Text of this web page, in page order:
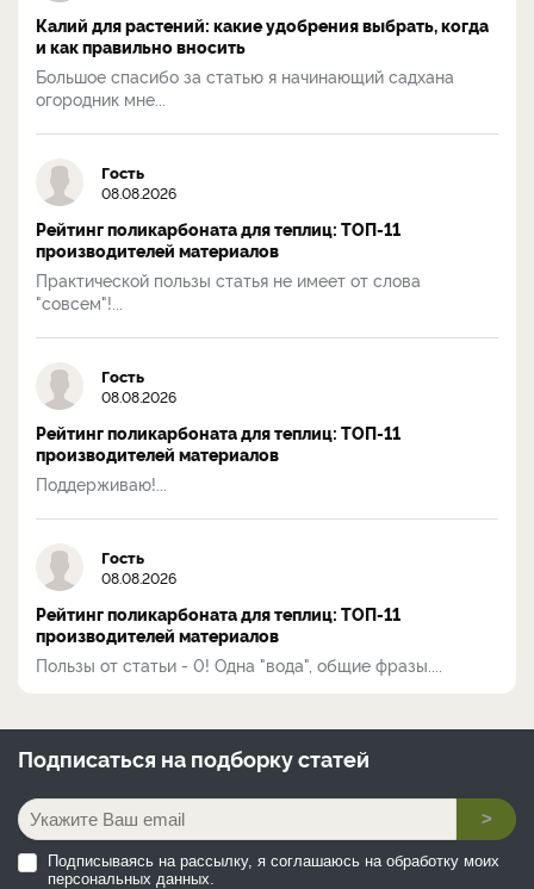
Калий для растений: какие удобрения выбрать, когда
и как правильно вносить
Большое спасибо за статью я начинающий садхана
огородник мне...
Гость
08.08.2026
Рейтинг поликарбоната для теплиц: ТОП-11
производителей материалов
Практической пользы статья не имеет от слова
"совсем"!...
Гость
08.08.2026
Рейтинг поликарбоната для теплиц: ТОП-11
производителей материалов
Поддерживаю!...
Гость
08.08.2026
Рейтинг поликарбоната для теплиц: ТОП-11
производителей материалов
Пользы от статьи - 0! Одна "вода", общие фразы....
Подписаться на подборку статей
>
Подписываясь на рассылку, я соглашаюсь на обработку моих
персональных данных.